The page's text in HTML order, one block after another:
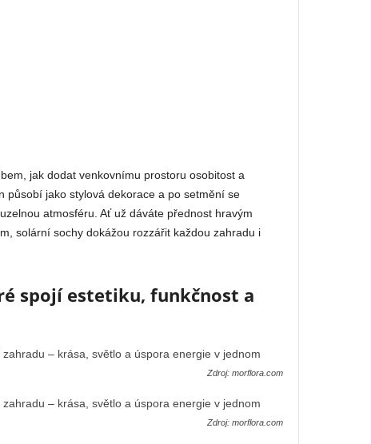
jak dodat venkovnímu prostoru osobitost a
působí jako stylová dekorace a po setmění se
atmosféru. Ať už dáváte přednost hravým
solární sochy dokážou rozzářit každou zahradu i
spojí estetiku, funkčnost a
Zdroj: morflora.com
Zdroj: morflora.com